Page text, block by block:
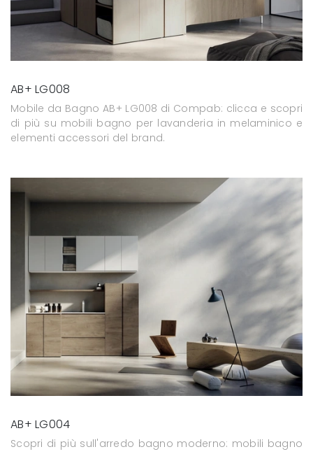
AB+ LG008
Mobile da Bagno AB+ LG008 di Compab: clicca e scopri
di più su mobili bagno per lavanderia in melaminico e
elementi accessori del brand.
AB+ LG004
Scopri di più sull'arredo bagno moderno: mobili bagno